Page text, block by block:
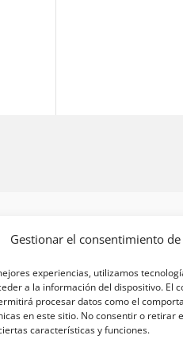
Gestionar el consentimiento
experiencias, utilizamos
a la información del dispositivo. El
procesar datos como el
en este sitio. No consentir o retirar
características y funciones.